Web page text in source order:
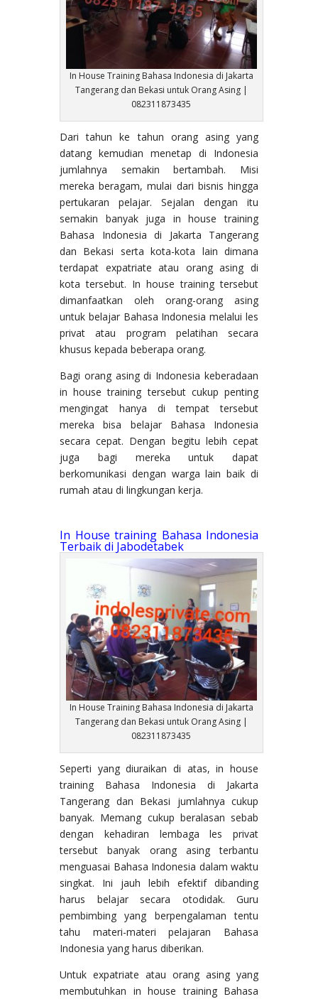
In House Training Bahasa Indonesia di Jakarta
Tangerang dan Bekasi untuk Orang Asing |
082311873435
Dari tahun ke tahun orang asing yang
datang kemudian menetap di Indonesia
jumlahnya semakin bertambah. Misi
mereka beragam, mulai dari bisnis hingga
pertukaran pelajar. Sejalan dengan itu
semakin banyak juga in house training
Bahasa Indonesia di Jakarta Tangerang
dan Bekasi serta kota-kota lain dimana
terdapat expatriate atau orang asing di
kota tersebut. In house training tersebut
dimanfaatkan oleh orang-orang asing
untuk belajar Bahasa Indonesia melalui les
privat atau program pelatihan secara
khusus kepada beberapa orang.
Bagi orang asing di Indonesia keberadaan
in house training tersebut cukup penting
mengingat hanya di tempat tersebut
mereka bisa belajar Bahasa Indonesia
secara cepat. Dengan begitu lebih cepat
juga bagi mereka untuk dapat
berkomunikasi dengan warga lain baik di
rumah atau di lingkungan kerja.
In House training Bahasa Indonesia
Terbaik di Jabodetabek
In House Training Bahasa Indonesia di Jakarta
Tangerang dan Bekasi untuk Orang Asing |
082311873435
Seperti yang diuraikan di atas, in house
training Bahasa Indonesia di Jakarta
Tangerang dan Bekasi jumlahnya cukup
banyak. Memang cukup beralasan sebab
dengan kehadiran lembaga les privat
tersebut banyak orang asing terbantu
menguasai Bahasa Indonesia dalam waktu
singkat. Ini jauh lebih efektif dibanding
harus belajar secara otodidak. Guru
pembimbing yang berpengalaman tentu
tahu materi-materi pelajaran Bahasa
Indonesia yang harus diberikan.
Untuk expatriate atau orang asing yang
membutuhkan in house training Bahasa